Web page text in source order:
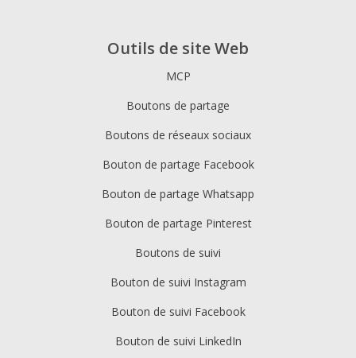
Outils de site Web
MCP
Boutons de partage
Boutons de réseaux sociaux
Bouton de partage Facebook
Bouton de partage Whatsapp
Bouton de partage Pinterest
Boutons de suivi
Bouton de suivi Instagram
Bouton de suivi Facebook
Bouton de suivi LinkedIn